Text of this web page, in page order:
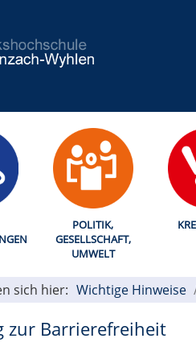
POLITIK,
GESELLSCHAFT,
UMWELT
sich hier: Wichtige Hinweise
zur Barrierefreiheit